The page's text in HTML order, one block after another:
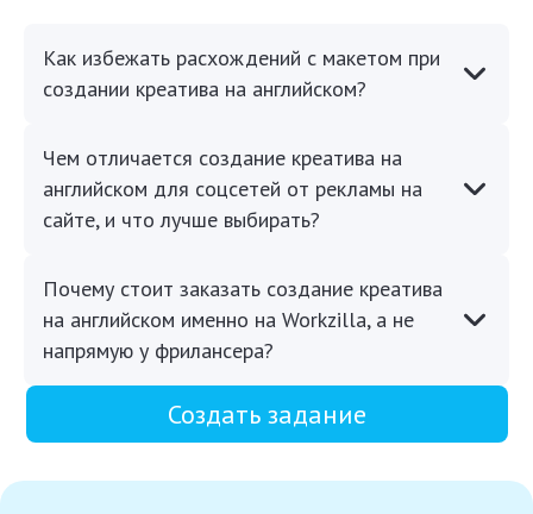
Как избежать расхождений с макетом при
создании креатива на английском?
Чем отличается создание креатива на
английском для соцсетей от рекламы на
сайте, и что лучше выбирать?
Почему стоит заказать создание креатива
на английском именно на Workzilla, а не
напрямую у фрилансера?
Создать задание